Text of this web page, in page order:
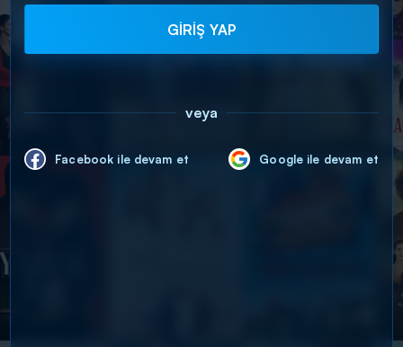
GİRİŞ YAP
veya
Facebook ile devam et Google ile devam et